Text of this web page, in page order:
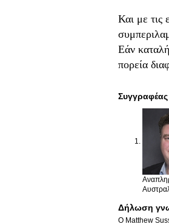
Και με τις
Εάν
πορεία
Συγγραφέας
Δήλωση
Ο Matthew